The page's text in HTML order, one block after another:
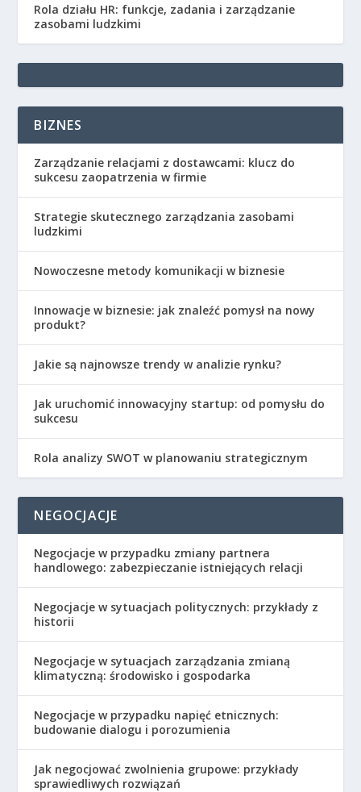
Rola działu HR: funkcje, zadania i zarządzanie
zasobami ludzkimi
BIZNES
Zarządzanie relacjami z dostawcami: klucz do
sukcesu zaopatrzenia w firmie
Strategie skutecznego zarządzania zasobami
ludzkimi
Nowoczesne metody komunikacji w biznesie
Innowacje w biznesie: jak znaleźć pomysł na nowy
produkt?
Jakie są najnowsze trendy w analizie rynku?
Jak uruchomić innowacyjny startup: od pomysłu do
sukcesu
Rola analizy SWOT w planowaniu strategicznym
NEGOCJACJE
Negocjacje w przypadku zmiany partnera
handlowego: zabezpieczanie istniejących relacji
Negocjacje w sytuacjach politycznych: przykłady z
historii
Negocjacje w sytuacjach zarządzania zmianą
klimatyczną: środowisko i gospodarka
Negocjacje w przypadku napięć etnicznych:
budowanie dialogu i porozumienia
Jak negocjować zwolnienia grupowe: przykłady
sprawiedliwych rozwiązań